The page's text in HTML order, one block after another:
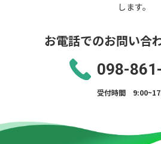
します。
お電話でのお問い合
098-
受付時間